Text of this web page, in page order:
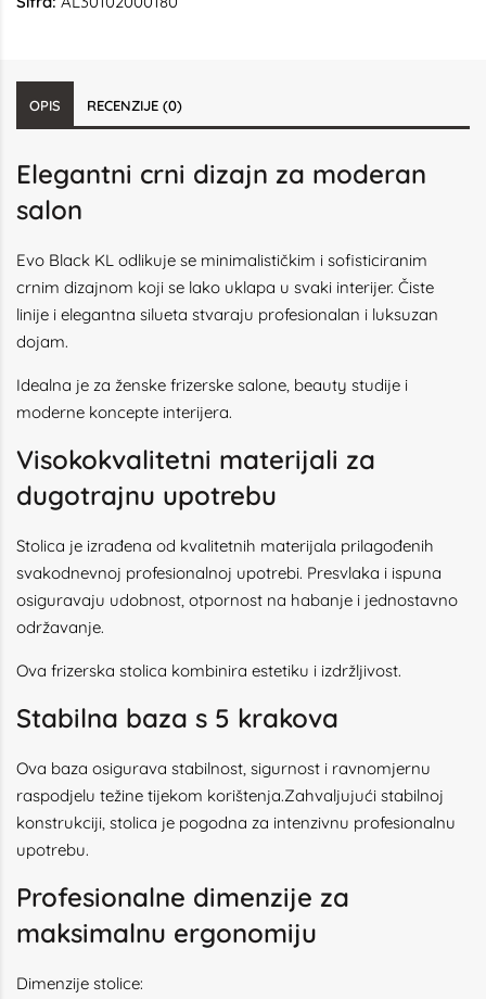
OPIS RECENZIJE (0)
Elegantni crni dizajn za moderan
salon
Evo Black KL odlikuje se minimalističkim i sofisticiranim
crnim dizajnom koji se lako uklapa u svaki interijer. Čiste
linije i elegantna silueta stvaraju profesionalan i luksuzan
dojam.
Idealna je za ženske frizerske salone, beauty studije i
moderne koncepte interijera.
Visokokvalitetni materijali za
dugotrajnu upotrebu
Stolica je izrađena od kvalitetnih materijala prilagođenih
svakodnevnoj profesionalnoj upotrebi. Presvlaka i ispuna
osiguravaju udobnost, otpornost na habanje i jednostavno
održavanje.
Ova frizerska stolica kombinira estetiku i izdržljivost.
Stabilna baza s 5 krakova
Ova baza osigurava stabilnost, sigurnost i ravnomjernu
raspodjelu težine tijekom korištenja.Zahvaljujući stabilnoj
konstrukciji, stolica je pogodna za intenzivnu profesionalnu
upotrebu.
Profesionalne dimenzije za
maksimalnu ergonomiju
Dimenzije stolice: